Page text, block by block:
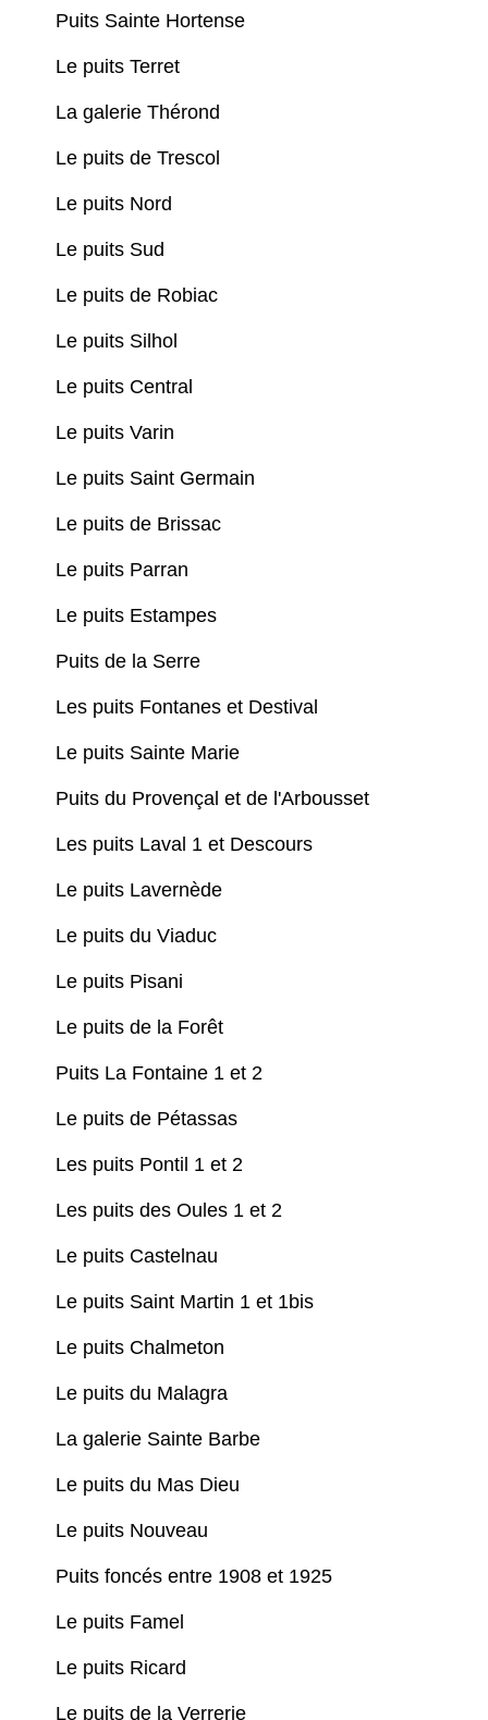
Puits Sainte Hortense
Le puits Terret
La galerie Thérond
Le puits de Trescol
Le puits Nord
Le puits Sud
Le puits de Robiac
Le puits Silhol
Le puits Central
Le puits Varin
Le puits Saint Germain
Le puits de Brissac
Le puits Parran
Le puits Estampes
Puits de la Serre
Les puits Fontanes et Destival
Le puits Sainte Marie
Puits du Provençal et de l'Arbousset
Les puits Laval 1 et Descours
Le puits Lavernède
Le puits du Viaduc
Le puits Pisani
Le puits de la Forêt
Puits La Fontaine 1 et 2
Le puits de Pétassas
Les puits Pontil 1 et 2
Les puits des Oules 1 et 2
Le puits Castelnau
Le puits Saint Martin 1 et 1bis
Le puits Chalmeton
Le puits du Malagra
La galerie Sainte Barbe
Le puits du Mas Dieu
Le puits Nouveau
Puits foncés entre 1908 et 1925
Le puits Famel
Le puits Ricard
Le puits de la Verrerie